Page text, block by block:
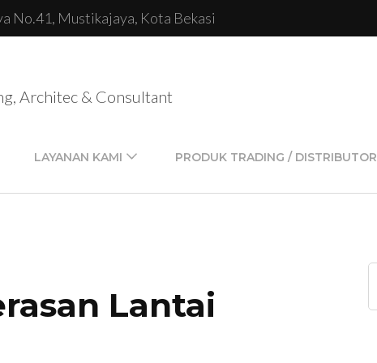
No.41, Mustikajaya, Kota Bekasi
Architec & Consultant
LAYANAN KAMI PRODUK TRADING / DISTRIBUTOR
Lantai